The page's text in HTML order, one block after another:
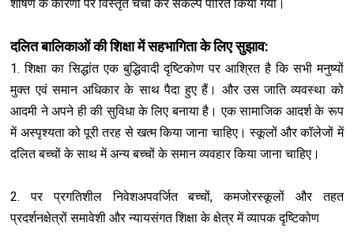
शोषण के कारणों पर विस्तृत चर्चा कर संकल्प पारित किया गया।
दलित बालिकाओं की शिक्षा में सहभागिता के लिए सुझाव:
1. शिक्षा का सिद्धांत एक बुद्धिवादी दृष्टिकोण पर आश्रित है कि सभी मनुष्यों
मुक्त एवं समान अधिकार के साथ पैदा हुए हैं। और उस जाति व्यवस्था को
आदमी ने अपने ही की सुविधा के लिए बनाया है। एक सामाजिक आदर्श के रूप
में अस्पृश्यता को पूरी तरह से खत्म किया जाना चाहिए। स्कूलों और कॉलेजों में
दलित बच्चों के साथ में अन्य बच्चों के समान व्यवहार किया जाना चाहिए।
2. पर प्रगतिशील निवेशअपवर्जित बच्चों, कमजोरस्कूलों और तहत
प्रदर्शनक्षेत्रों समावेशी और न्यायसंगत शिक्षा के क्षेत्र में व्यापक दृष्टिकोण